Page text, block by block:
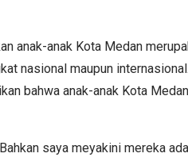
anak-anak Kota Medan
nasional maupun
bahwa anak-anak Kota
saya meyakini mereka